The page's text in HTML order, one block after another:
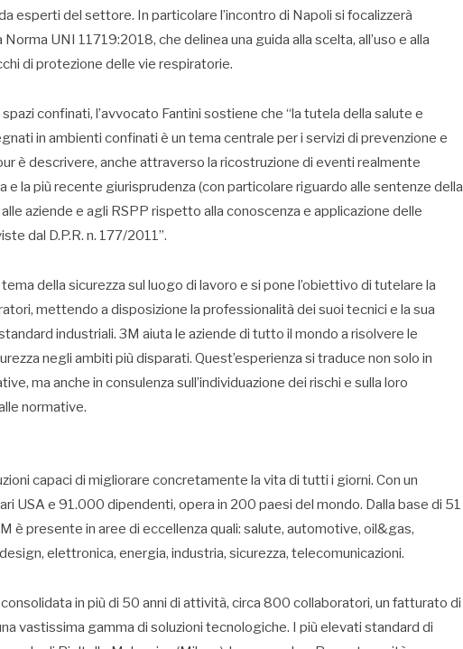
esperti del settore. In particolare l’incontro di Napoli si focalizzerà
UNI 11719:2018, che delinea una guida alla scelta, all’uso e alla
di protezione delle vie respiratorie.
confinati, l’avvocato Fantini sostiene che “la tutela della salute e
in ambienti confinati è un tema centrale per i servizi di prevenzione e
è descrivere, anche attraverso la ricostruzione di eventi realmente
e la più recente giurisprudenza (con particolare riguardo alle sentenze della
aziende e agli RSPP rispetto alla conoscenza e applicazione delle
dal D.P.R. n. 177/2011”.
della sicurezza sul luogo di lavoro e si pone l’obiettivo di tutelare la
mettendo a disposizione la professionalità dei suoi tecnici e la sua
industriali. 3M aiuta le aziende di tutto il mondo a risolvere le
negli ambiti più disparati. Quest’esperienza si traduce non solo in
ma anche in consulenza sull’individuazione dei rischi e sulla loro
normative.
capaci di migliorare concretamente la vita di tutti i giorni. Con un
USA e 91.000 dipendenti, opera in 200 paesi del mondo. Dalla base di 51
è presente in aree di eccellenza quali: salute, automotive, oil&gas,
elettronica, energia, industria, sicurezza, telecomunicazioni.
in più di 50 anni di attività, circa 800 collaboratori, un fatturato di
vastissima gamma di soluzioni tecnologiche. I più elevati standard di